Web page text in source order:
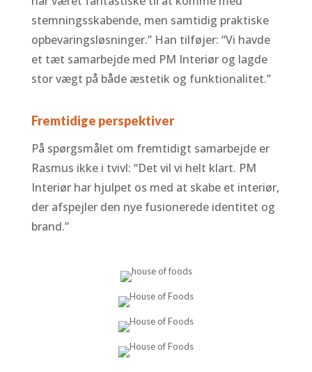
stemningsskabende, men samtidig praktiske
opbevaringsløsninger.” Han tilføjer: “Vi havde
et tæt samarbejde med PM Interiør og lagde
stor vægt på både æstetik og funktionalitet.”
Fremtidige perspektiver
På spørgsmålet om fremtidigt samarbejde er
Rasmus ikke i tvivl: “Det vil vi helt klart. PM
Interiør har hjulpet os med at skabe et interiør,
der afspejler den nye fusionerede identitet og
brand.”